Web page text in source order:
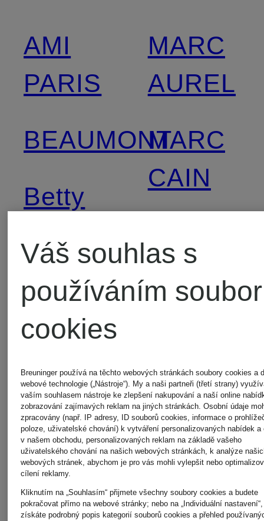
AMI
PARIS
BEAUMONT
Betty
Barclay
BRUNELLO
CUCINELLI
CAMBIO
CATNOIR
CINQUE
MARC
AUREL
MARC
CAIN
&
MORE
Váš souhlas s
používáním
cookies
Breuninger používá na těchto webových stránkách soubory cookies a
webové technologie („Nástroje“). My a naši partneři (třetí strany)
vaším souhlasem nástroje ke zlepšení nakupování a naší online
zobrazování zajímavých reklam na jiných stránkách. Osobní údaje
zpracovány (např. IP adresy, ID souborů cookies, informace o
poloze, uživatelské chování) k vytváření personalizovaných nabídek a
v našem obchodu, personalizovaných reklam na základě vašeho
uživatelského chování na našich webových stránkách, k analýze
webových stránek, abychom je pro vás mohli vylepšit nebo
cílení reklamy.
Kliknutím na „Souhlasím“ přijmete všechny soubory cookies a budete
pokračovat přímo na webové stránky; nebo na „Individuální
získáte podrobný popis kategorií souborů cookies a přehled